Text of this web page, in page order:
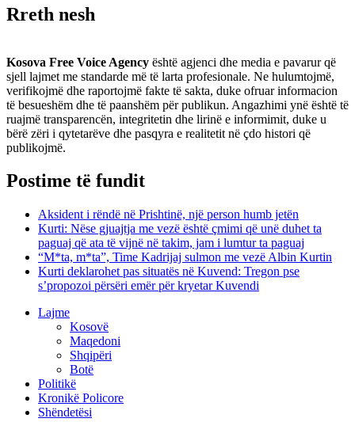
Rreth nesh
Kosova Free Voice Agency është agjenci dhe media e pavarur që
sjell lajmet me standarde më të larta profesionale. Ne hulumtojmë,
verifikojmë dhe raportojmë fakte të sakta, duke ofruar informacion
të besueshëm dhe të paanshëm për publikun. Angazhimi ynë është të
ruajmë transparencën, integritetin dhe lirinë e informimit, duke u
bërë zëri i qytetarëve dhe pasqyra e realitetit në çdo histori që
publikojmë.
Postime të fundit
Aksident i rëndë në Prishtinë, një person humb jetën
Kurti: Nëse gjuajtja me vezë është çmimi që unë duhet ta
paguaj që ata të vijnë në takim, jam i lumtur ta paguaj
“M*ta, m*ta”, Time Kadrijaj sulmon me vezë Albin Kurtin
Kurti deklarohet pas situatës në Kuvend: Tregon pse
s’propozoi përsëri emër për kryetar Kuvendi
Lajme
Kosovë
Maqedoni
Shqipëri
Botë
Politikë
Kronikë Policore
Shëndetësi